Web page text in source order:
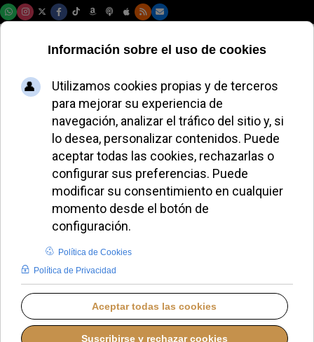
El arzobispo
Argüello critica la
legalidad y la
percepción social
del aborto
DOMINGO, 23 NOVIEMBRE 2025 00:23